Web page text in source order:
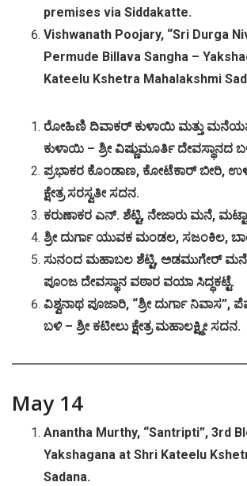
premises via Siddakatte.
Vishwanath Poojary, “Sri Durga
Permude Billava Sangha –
Kateelu Kshetra Mahalakshmi
ರೋಹಿಣಿ ದಿವಾಕರ್ ಕುಳಾಯಿ ಮತ್ತು
ಕುಳಾಯಿ – ಶ್ರೀ ವಿಷ್ಣುಮೂರ್ತಿ ದೇವಸ್ಥಾನದ
ಪ್ರಭಾಕರ ಕೊಂಡಾಣ, ಕೋಟೆಕಾರ್ ಬೀರಿ,
ಕ್ಷೇತ್ರ ಸರಸ್ವತೀ ಸದನ.
ಕರುಣಾಕರ ಎನ್. ಶೆಟ್ಟಿ, ನೇಜಾರು ಮನೆ,
ಶ್ರೀ ದುರ್ಗಾ ಯುವಕ ಮಂಡಲ, ಸಜಂಕಿಲ,
ಸುನಂದ ಮಹಾಬಲ ಶೆಟ್ಟಿ, ಅಡಮುಗೇರ್ ಮನೆ
ಪೂಂಜ ದೇವಸ್ಥಾನ ವಠಾರ ವಯಾ ಸಿದ್ಧಕಟ್ಟೆ.
ವಿಶ್ವನಾಥ ಪೂಜಾರಿ, “ಶ್ರೀ ದುರ್ಗಾ ನಿವಾಸ”,
ಬಳಿ– ಶ್ರೀ ಕಟೀಲು ಕ್ಷೇತ್ರ ಮಹಾಲಕ್ಷ್ಮೀ ಸದನ.
May 14
Anantha Murthy, “Santripti”, 3rd
Yakshagana at Shri Kateelu
Sadana.